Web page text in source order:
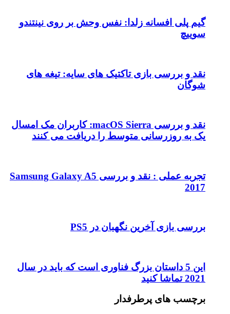
گیم پلی افسانه زلدا: نفس وحش بر روی نینتندو
سوییچ
نقد و بررسی بازی تاکتیک های سایه: تیغه های
شوگان
نقد و بررسی macOS Sierra: کاربران مک امسال
یک به روزرسانی متوسط را دریافت می کنند
تجربه عملی : نقد و بررسی Samsung Galaxy A5
2017
بررسی بازی آخرین نگهبان در PS5
این 5 داستان بزرگ فناوری است که باید در سال
2021 تماشا کنید
برچسب های پرطرفدار